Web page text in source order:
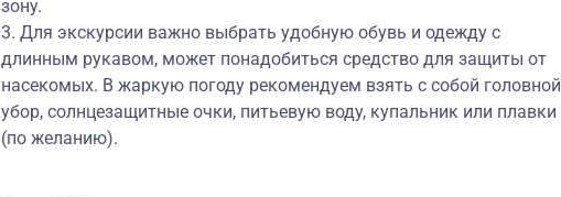
зону.
3. Для экскурсии важно выбрать удобную обувь и одежду с
длинным рукавом, может понадобиться средство для защиты от
насекомых. В жаркую погоду рекомендуем взять с собой головной
убор, солнцезащитные очки, питьевую воду, купальник или плавки
(по желанию).